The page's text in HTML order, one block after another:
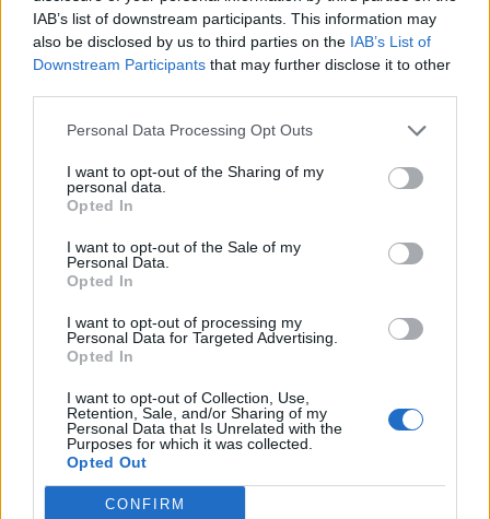
IAB’s list of downstream participants. This information may
also be disclosed by us to third parties on the IAB’s List of
Downstream Participants that may further disclose it to other
Personal Data Processing Opt Outs
I want to opt-out of the Sharing of my
personal data.
Opted In
I want to opt-out of the Sale of my
Personal Data.
Opted In
I want to opt-out of processing my
Personal Data for Targeted Advertising.
Opted In
I want to opt-out of Collection, Use,
Retention, Sale, and/or Sharing of my
Personal Data that Is Unrelated with the
Purposes for which it was collected.
Opted Out
CONFIRM
TAGS:
#Survivor #Survivor 2024 #Reunion #ΕΛΕΥΘΕΡΙΟΥ
Ακολουθήστε το
News για άμεση και έγκυρη
ενημέρωση
Ακολουθήστε μας στο
facebook
Ακολουθήστε μας στο
twitter
Εγγραφή στο newsletter
Αποδέχομαι τους
και την πολιτική απορρήτου
X